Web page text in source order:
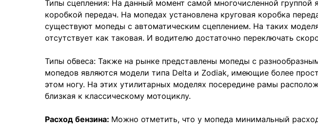
Типы сцепления: На данный момент самой многочисленной
коробкой передач. На мопедах установлена круговая коробка
существуют мопеды с автоматическим сцеплением. На таких
отсутствует как таковая. И водителю достаточно переключать
Типы обвеса: Также на рынке представлены мопеды с
мопедов являются модели типа Delta и Zodiak, имеющие более
этом ногу. На этих утилитарных моделях посередине рамы
близкая к классическому мотоциклу.
Расход бензина: Можно отметить, что у мопеда минимальный